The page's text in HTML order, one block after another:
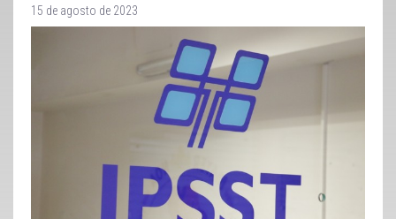
15 de agosto de 2023